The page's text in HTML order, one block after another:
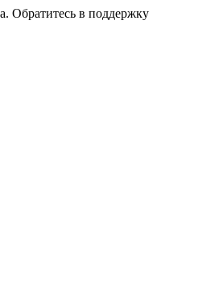
Обратитесь в поддержку